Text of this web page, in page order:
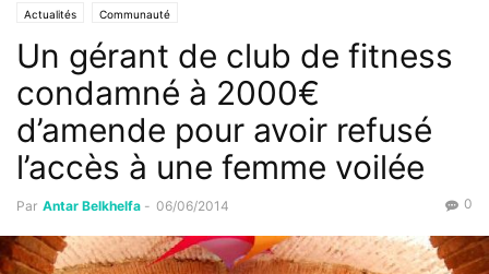
Actualités Communauté
Un gérant de club de fitness
condamné à 2000€
d’amende pour avoir refusé
l’accès à une femme voilée
Par Antar Belkhelfa - 06/06/2014 0